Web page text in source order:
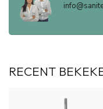
RECENT